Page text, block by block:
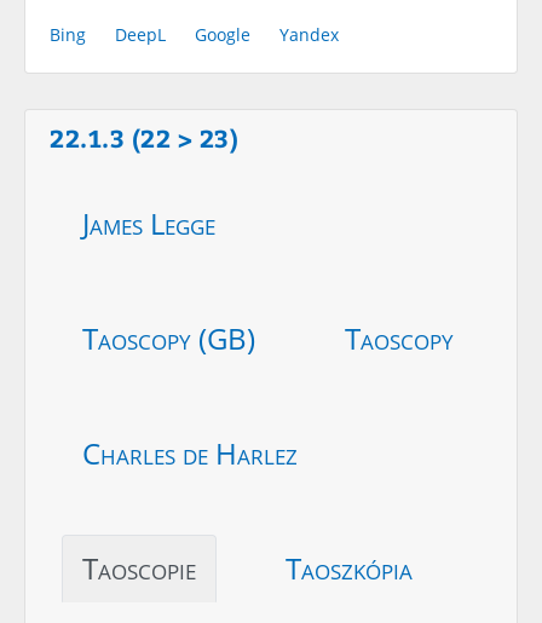
Bing DeepL Google Yandex
22.1.3 (22 > 23)
James Legge
Taoscopy (GB) Taoscopy
Charles de Harlez
Taoscopie Taoszkópia